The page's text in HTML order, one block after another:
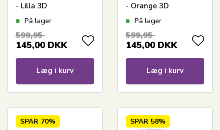
- Lilla 3D
harlekinmønster
På lager
599,95
145,00 DKK
Læg i kurv
- Orange 3D
harlekinmønster
På lager
599,95
145,00 DKK
Læg i kurv
SPAR 70% SPAR 58%